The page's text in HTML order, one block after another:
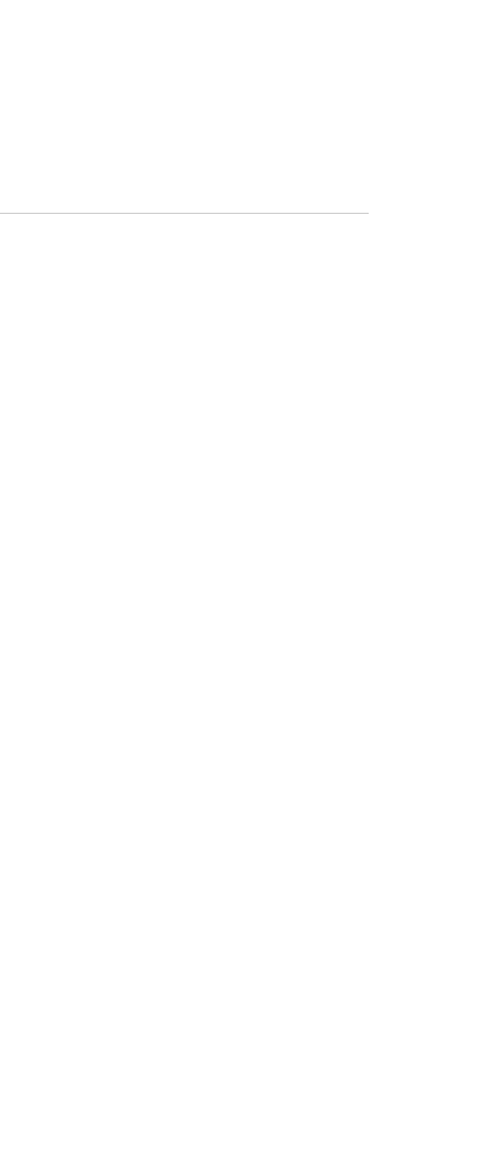
autorului este oferită prompt. În
să fii laureat al Premiului Nobel
pe scurt, organizarea generală a
lor cei mai buni nutrienți în funcție de
a fi consumate iarna, respectiv
urban stabilit în Berlin. El și-a
toxice.
fiind expusă din plin la soare, iar